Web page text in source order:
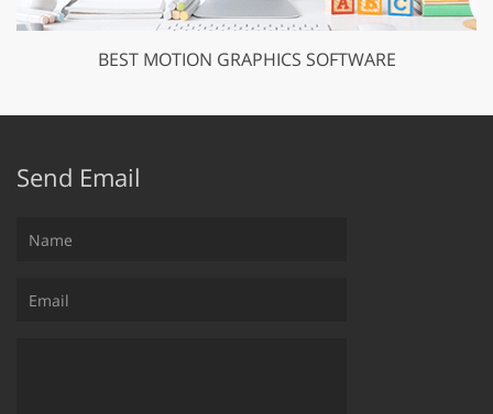
BEST MOTION GRAPHICS SOFTWARE
Send Email